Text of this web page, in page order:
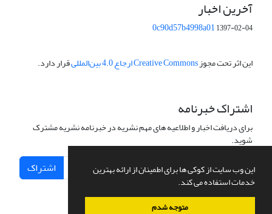
این وب سایت از کوکی ها برای اطمینان از ارائه بهترین
خدمات استفاده می کند.
متوجه شدم
آخرین اخبار
0c90d57b4998a011397-02-04
این اثر تحت مجوزCreative Commons ارجاع 4.0 بین‌المللی قرار دارد.
اشتراک خبرنامه
برای دریافت اخبار و اطلاعیه های مهم نشریه در خبرنامه نشریه مشترک
شوید.
اشتراک